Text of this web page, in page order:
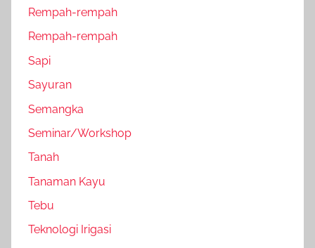
Rempah-rempah
Rempah-rempah
Sapi
Sayuran
Semangka
Seminar/Workshop
Tanah
Tanaman Kayu
Tebu
Teknologi Irigasi